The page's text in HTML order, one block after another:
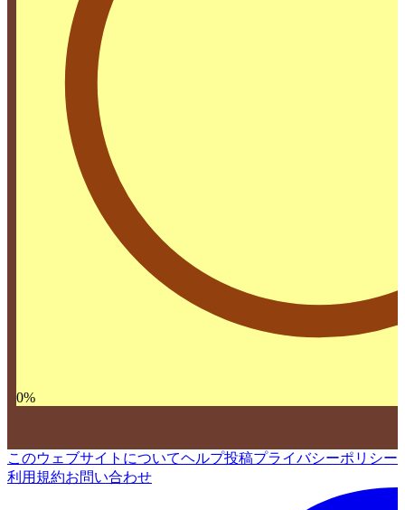
0%
このウェブサイトについてヘルプ投稿プライバシーポリシー
利用規約お問い合わせ